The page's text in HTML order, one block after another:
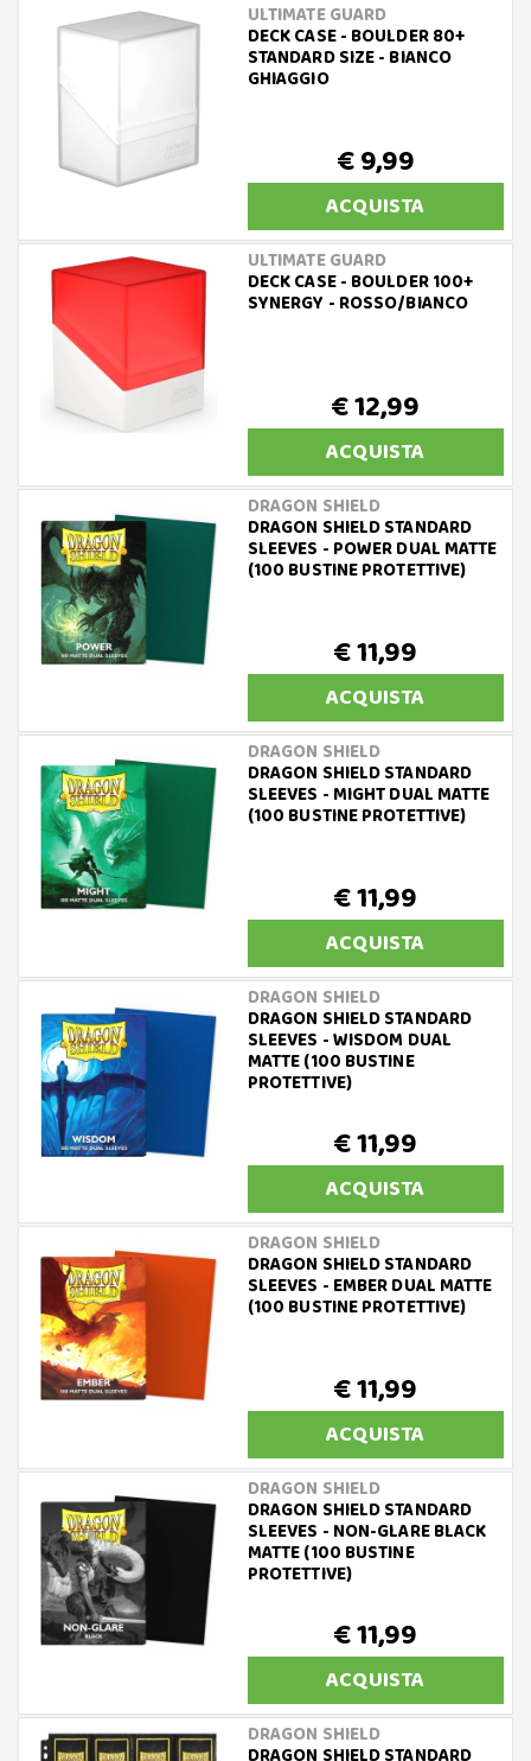
ULTIMATE GUARD
DECK CASE - BOULDER 80+
STANDARD SIZE - BIANCO
GHIAGGIO
€ 9,99
ACQUISTA
ULTIMATE GUARD
DECK CASE - BOULDER 100+
SYNERGY - ROSSO/BIANCO
€ 12,99
ACQUISTA
DRAGON SHIELD
DRAGON SHIELD STANDARD
SLEEVES - POWER DUAL MATTE
(100 BUSTINE PROTETTIVE)
€ 11,99
ACQUISTA
DRAGON SHIELD
DRAGON SHIELD STANDARD
SLEEVES - MIGHT DUAL MATTE
(100 BUSTINE PROTETTIVE)
€ 11,99
ACQUISTA
DRAGON SHIELD
DRAGON SHIELD STANDARD
SLEEVES - WISDOM DUAL
MATTE (100 BUSTINE
PROTETTIVE)
€ 11,99
ACQUISTA
DRAGON SHIELD
DRAGON SHIELD STANDARD
SLEEVES - EMBER DUAL MATTE
(100 BUSTINE PROTETTIVE)
€ 11,99
ACQUISTA
DRAGON SHIELD
DRAGON SHIELD STANDARD
SLEEVES - NON-GLARE BLACK
MATTE (100 BUSTINE
PROTETTIVE)
€ 11,99
ACQUISTA
DRAGON SHIELD